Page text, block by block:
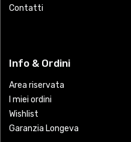
Contatti
Info & Ordini
Area riservata
I miei ordini
Wishlist
Garanzia Longeva